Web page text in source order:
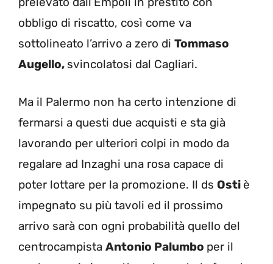
obbligo di riscatto, così come va
sottolineato l’arrivo a zero di Tommaso
Augello, svincolatosi dal Cagliari.
Ma il Palermo non ha certo intenzione di
fermarsi a questi due acquisti e sta già
lavorando per ulteriori colpi in modo da
regalare ad Inzaghi una rosa capace di
poter lottare per la promozione. Il ds Osti è
impegnato su più tavoli ed il prossimo
arrivo sarà con ogni probabilità quello del
centrocampista Antonio Palumbo per il